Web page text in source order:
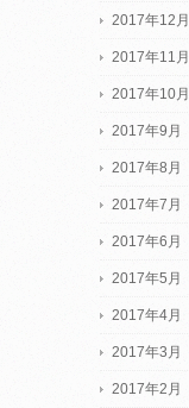
2017年12月
2017年11月
2017年10月
2017年9月
2017年8月
2017年7月
2017年6月
2017年5月
2017年4月
2017年3月
2017年2月